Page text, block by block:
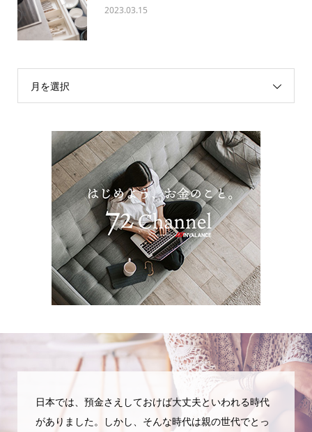
2023.03.15
月を選択
日本では、預金さえしておけば大丈夫といわれる時代
がありました。しかし、そんな時代は親の世代でとっ